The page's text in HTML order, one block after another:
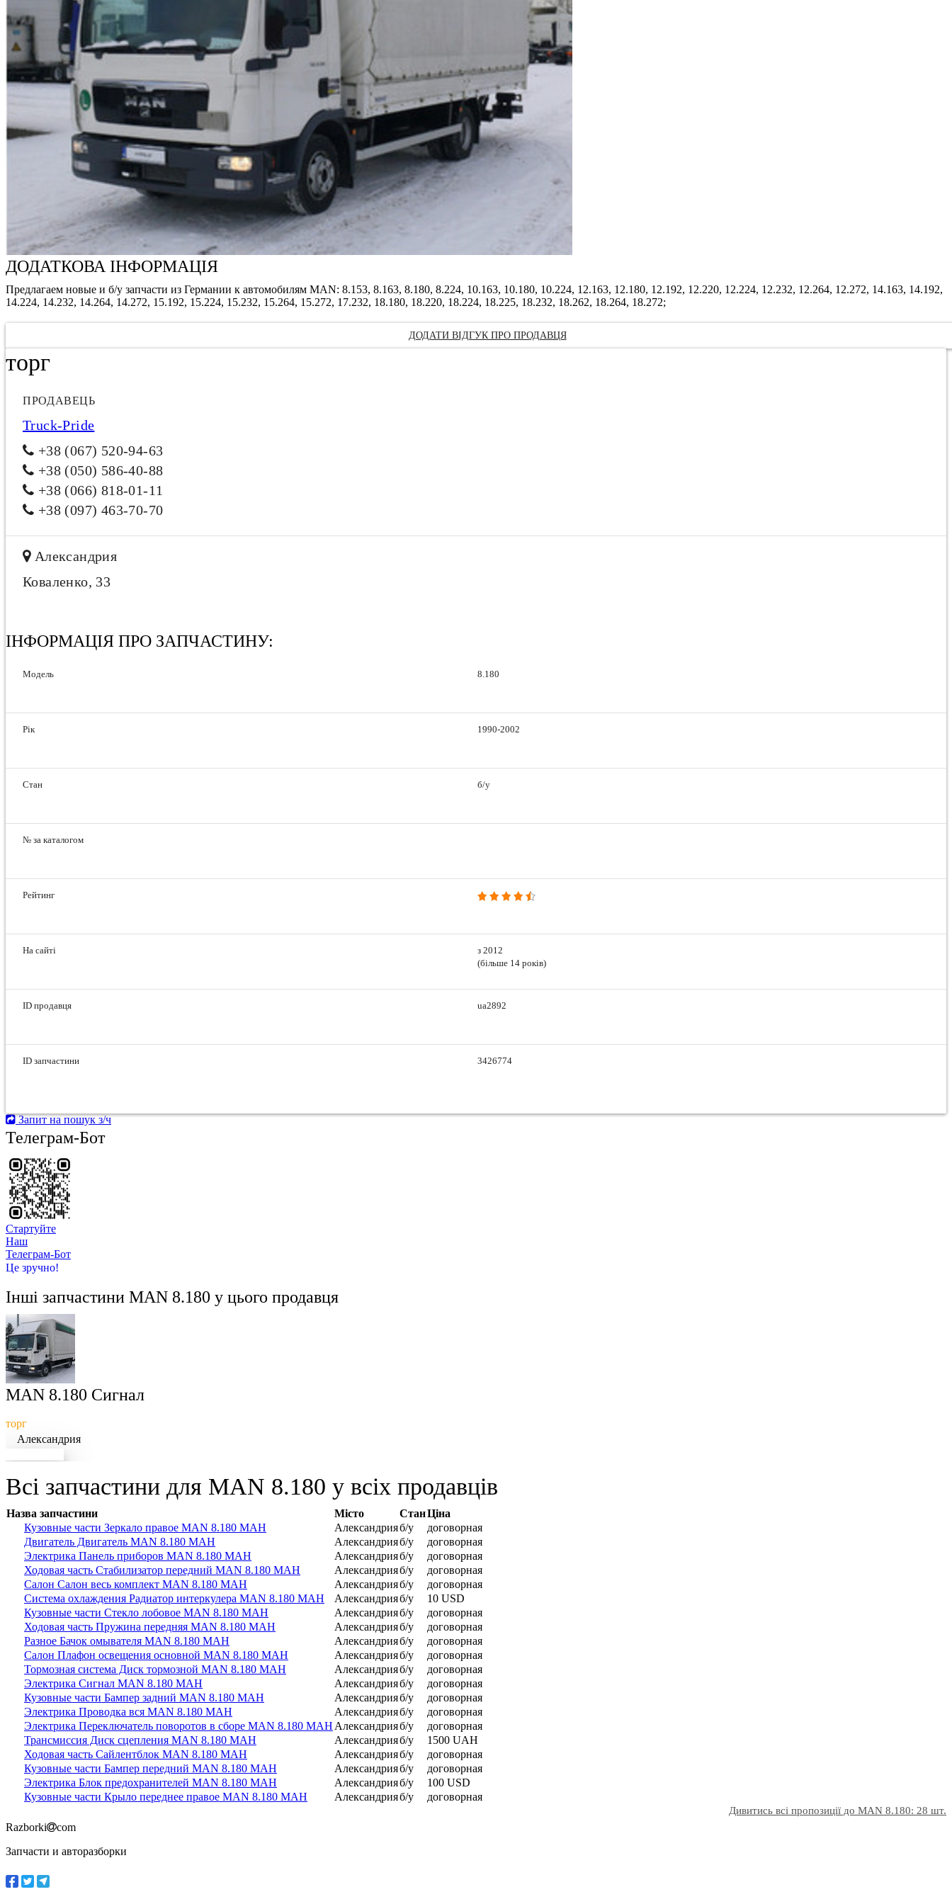
ДОДАТКОВА ІНФОРМАЦІЯ
Предлагаем новые и б/у запчасти из Германии к автомобилям MAN: 8.153, 8.163, 8.180, 8.224, 10.163, 10.180, 10.224, 12.163, 12.180, 12.192, 12.220, 12.224, 12.232, 12.264, 12.272, 14.163, 14.192,
14.224, 14.232, 14.264, 14.272, 15.192, 15.224, 15.232, 15.264, 15.272, 17.232, 18.180, 18.220, 18.224, 18.225, 18.232, 18.262, 18.264, 18.272;
ДОДАТИ ВІДГУК ПРО ПРОДАВЦЯ
торг
ПРОДАВЕЦЬ
Truck-Pride
+38 (067) 520-94-63
+38 (050) 586-40-88
+38 (066) 818-01-11
+38 (097) 463-70-70
Александрия
Коваленко, 33
ІНФОРМАЦІЯ ПРО ЗАПЧАСТИНУ:
Модель 8.180
Рік 1990-2002
Стан б/у
№ за каталогом
Рейтинг
На сайті
з 2012
(більше 14 років)
ID продавця ua2892
ID запчастини 3426774
Запит на пошук з/ч
Телеграм-Бот
Стартуйте
Hаш
Телеграм-Бот
Це зручно!
Інші запчастини MAN 8.180 у цього продавця
MAN 8.180 Сигнал
торг
Александрия
Всі запчастини для MAN 8.180 у всіх продавців
Назва запчастини Місто СтанЦіна
Кузовные части Зеркало правое MAN 8.180 МАН
Александрияб/у
договорная
Двигатель Двигатель MAN 8.180 МАН
Александрияб/у
договорная
Электрика Панель приборов MAN 8.180 МАН
Александрияб/у
договорная
Ходовая часть Стабилизатор передний MAN 8.180 МАН
Александрияб/у
договорная
Салон Салон весь комплект MAN 8.180 МАН
Александрияб/у
договорная
Система охлаждения Радиатор интеркулера MAN 8.180 МАН
Александрияб/у
10 USD
Кузовные части Стекло лобовое MAN 8.180 МАН
Александрияб/у
договорная
Ходовая часть Пружина передняя MAN 8.180 МАН
Александрияб/у
договорная
Разное Бачок омывателя MAN 8.180 МАН
Александрияб/у
договорная
Салон Плафон освещения основной MAN 8.180 МАН
Александрияб/у
договорная
Тормозная система Диск тормозной MAN 8.180 МАН
Александрияб/у
договорная
Электрика Сигнал MAN 8.180 МАН
Александрияб/у
договорная
Кузовные части Бампер задний MAN 8.180 МАН
Александрияб/у
договорная
Электрика Проводка вся MAN 8.180 МАН
Александрияб/у
договорная
Электрика Переключатель поворотов в сборе MAN 8.180 МАН Александрияб/у
договорная
Трансмиссия Диск сцепления MAN 8.180 МАН
Александрияб/у
1500 UAH
Ходовая часть Сайлентблок MAN 8.180 МАН
Александрияб/у
договорная
Кузовные части Бампер передний MAN 8.180 МАН
Александрияб/у
договорная
Электрика Блок предохранителей MAN 8.180 МАН
Александрияб/у
100 USD
Кузовные части Крыло переднее правое MAN 8.180 МАН
Александрияб/у договорная
Дивитись всі пропозиції до MAN 8.180: 28 шт.
Razborki
com
Запчасти и авторазборки